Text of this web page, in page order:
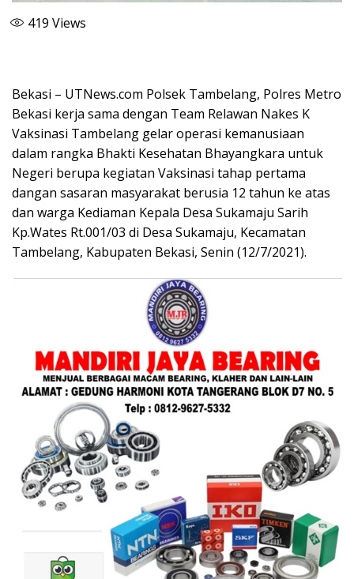
419 Views
Bekasi – UTNews.com Polsek Tambelang, Polres Metro
Bekasi kerja sama dengan Team Relawan Nakes K
Vaksinasi Tambelang gelar operasi kemanusiaan
dalam rangka Bhakti Kesehatan Bhayangkara untuk
Negeri berupa kegiatan Vaksinasi tahap pertama
dangan sasaran masyarakat berusia 12 tahun ke atas
dan warga Kediaman Kepala Desa Sukamaju Sarih
Kp.Wates Rt.001/03 di Desa Sukamaju, Kecamatan
Tambelang, Kabupaten Bekasi, Senin (12/7/2021).